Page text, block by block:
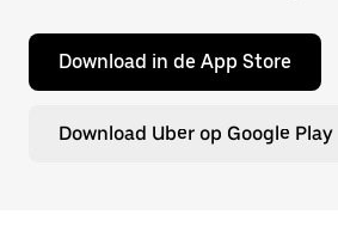
Download in de App Store
Download Uber op Google Play